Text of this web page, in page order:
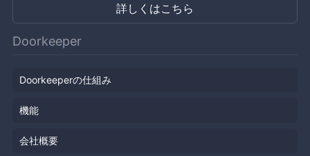
詳しくはこちら
Doorkeeper
Doorkeeperの仕組み
機能
会社概要